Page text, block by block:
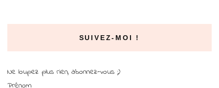
SUIVEZ-MOI !
Ne loupez plus rien, abonnez-vous ;)
Prénom